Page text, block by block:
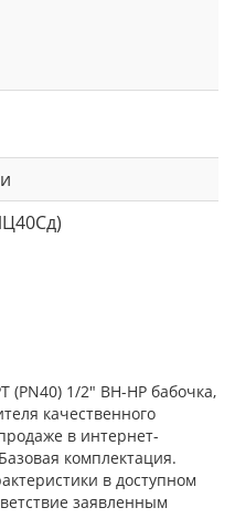
(PN40) 1/2" ВН-НР бабочка,
качественного
в интернет-
комплектация.
в доступном
заявленным